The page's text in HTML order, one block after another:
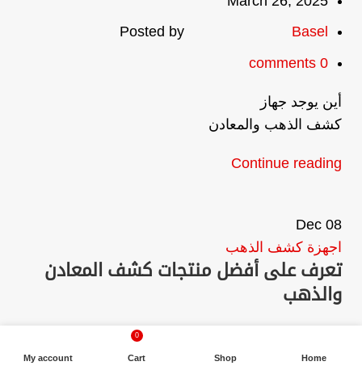
Posted by
Basel
0
comments
أين يوجد جهاز
كشف الذهب والمعادن
Continue reading
08
Dec
اجهزة كشف الذهب
تعرف على أفضل منتجات كشف المعادن
والذهب
Posted by
Basel
Home
Shop
0
Cart
My account